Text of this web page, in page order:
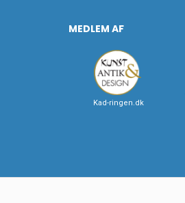
MEDLEM AF
Kad-ringen.dk